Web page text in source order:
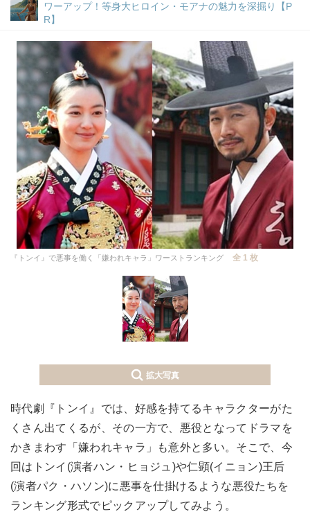
ワーアップ！等身大ヒロイン・モアナの魅力を深掘り【P
R】
『トンイ』で悪事を働く「嫌われキャラ」ワーストランキング 全 1 枚
拡大写真
時代劇『トンイ』では、好感を持てるキャラクターがた
くさん出てくるが、その一方で、悪役となってドラマを
かきまわす「嫌われキャラ」も意外と多い。そこで、今
回はトンイ(演者ハン・ヒョジュ)や仁顕(イニョン)王后
(演者パク・ハソン)に悪事を仕掛けるような悪役たちを
ランキング形式でピックアップしてみよう。